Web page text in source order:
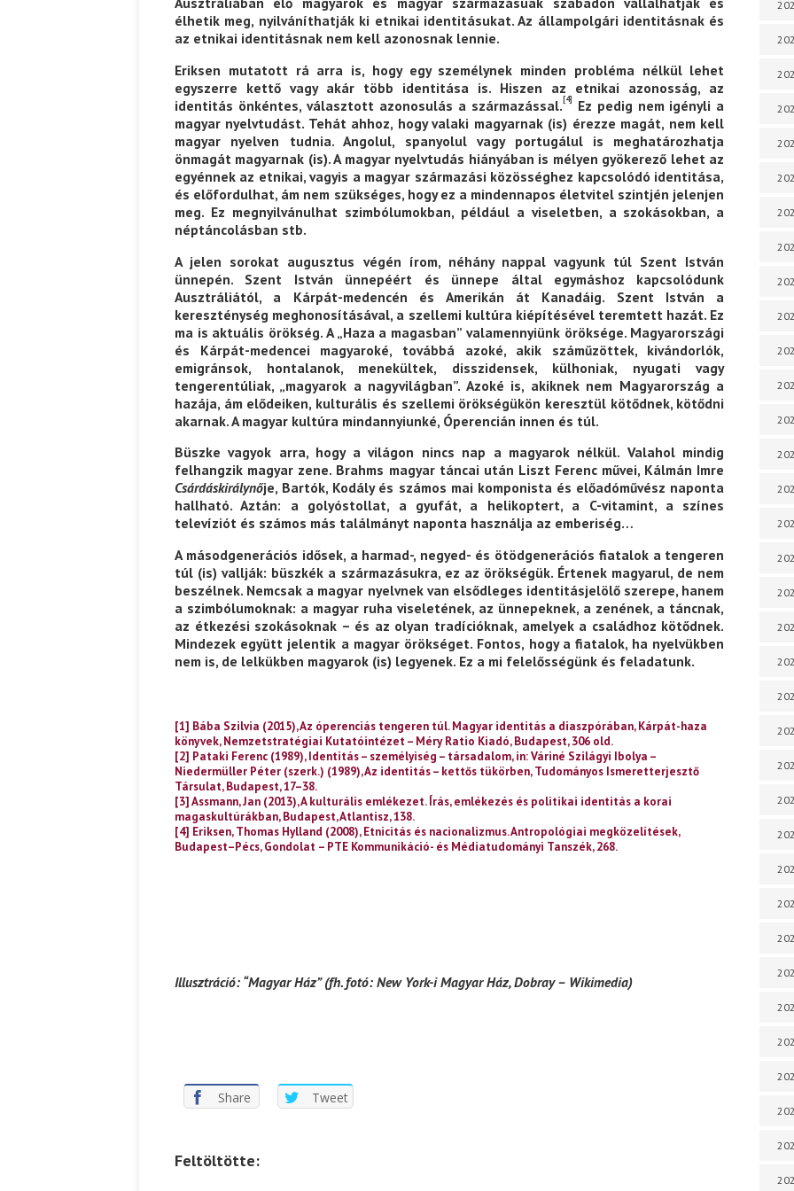
élhetik meg, nyilváníthatják ki etnikai identitásukat. Az állampolgári identitásnak és
az etnikai identitásnak nem kell azonosnak lennie.
Eriksen mutatott rá arra is, hogy egy személynek minden probléma nélkül lehet
egyszerre kettő vagy akár több identitása is. Hiszen az etnikai azonosság, az
identitás önkéntes, választott azonosulás a származással.[4]
Ez pedig nem igényli a
magyar nyelvtudást. Tehát ahhoz, hogy valaki magyarnak (is) érezze magát, nem kell
magyar nyelven tudnia. Angolul, spanyolul vagy portugálul is meghatározhatja
önmagát magyarnak (is). A magyar nyelvtudás hiányában is mélyen gyökerező lehet az
egyénnek az etnikai, vagyis a magyar származási közösséghez kapcsolódó identitása,
és előfordulhat, ám nem szükséges, hogy ez a mindennapos életvitel szintjén jelenjen
meg. Ez megnyilvánulhat szimbólumokban, például a viseletben, a szokásokban, a
néptáncolásban stb.
A jelen sorokat augusztus végén írom, néhány nappal vagyunk túl Szent István
ünnepén. Szent István ünnepéért és ünnepe által egymáshoz kapcsolódunk
Ausztráliától, a Kárpát-medencén és Amerikán át Kanadáig. Szent István a
kereszténység meghonosításával, a szellemi kultúra kiépítésével teremtett hazát. Ez
ma is aktuális örökség. A „Haza a magasban” valamennyiünk öröksége. Magyarországi
és Kárpát-medencei magyaroké, továbbá azoké, akik száműzöttek, kivándorlók,
emigránsok, hontalanok, menekültek, disszidensek, külhoniak, nyugati vagy
tengerentúliak, „magyarok a nagyvilágban”. Azoké is, akiknek nem Magyarország a
hazája, ám elődeiken, kulturális és szellemi örökségükön keresztül kötődnek, kötődni
akarnak. A magyar kultúra mindannyiunké, Óperencián innen és túl.
Büszke vagyok arra, hogy a világon nincs nap a magyarok nélkül. Valahol mindig
felhangzik magyar zene. Brahms magyar táncai után Liszt Ferenc művei, Kálmán Imre
Csárdáskirálynője, Bartók, Kodály és számos mai komponista és előadóművész naponta
hallható. Aztán: a golyóstollat, a gyufát, a helikoptert, a C-vitamint, a színes
televíziót és számos más találmányt naponta használja az emberiség…
A másodgenerációs idősek, a harmad-, negyed- és ötödgenerációs fiatalok a tengeren
túl (is) vallják: büszkék a származásukra, ez az örökségük. Értenek magyarul, de nem
beszélnek. Nemcsak a magyar nyelvnek van elsődleges identitásjelölő szerepe, hanem
a szimbólumoknak: a magyar ruha viseletének, az ünnepeknek, a zenének, a táncnak,
az étkezési szokásoknak – és az olyan tradícióknak, amelyek a családhoz kötődnek.
Mindezek együtt jelentik a magyar örökséget. Fontos, hogy a fiatalok, ha nyelvükben
nem is, de lelkükben magyarok (is) legyenek. Ez a mi felelősségünk és feladatunk.
[1] Bába Szilvia (2015), Az óperenciás tengeren túl. Magyar identitás a diaszpórában, Kárpát-haza
könyvek, Nemzetstratégiai Kutatóintézet – Méry Ratio Kiadó, Budapest, 306 old.
[2] Pataki Ferenc (1989), Identitás – személyiség – társadalom, in: Váriné Szilágyi Ibolya –
Niedermüller Péter (szerk.) (1989), Az identitás – kettős tükörben, Tudományos Ismeretterjesztő
Társulat, Budapest, 17–38.
[3] Assmann, Jan (2013), A kulturális emlékezet. Írás, emlékezés és politikai identitás a korai
magaskultúrákban, Budapest, Atlantisz, 138.
[4] Eriksen, Thomas Hylland (2008), Etnicitás és nacionalizmus. Antropológiai megközelítések,
Budapest–Pécs, Gondolat – PTE Kommunikáció- és Médiatudományi Tanszék, 268.
Illusztráció: “Magyar Ház” (fh. fotó: New York-i Magyar Ház, Dobray – Wikimedia)
Share Tweet
Feltöltötte: